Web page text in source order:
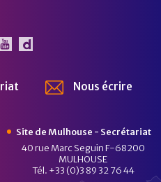
Nous écrire
Site de Mulhouse - Secrétariat
40 rue Marc Seguin F-68200
MULHOUSE
Tél. +33 (0)3 89 32 76 44